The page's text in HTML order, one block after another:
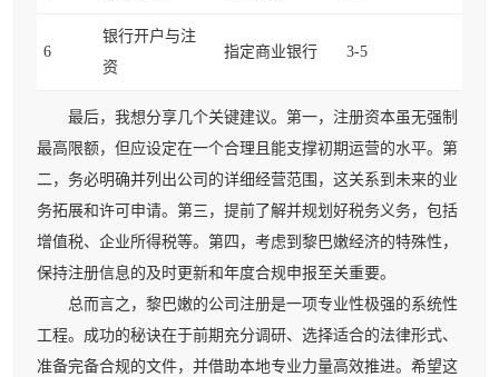
6
银行开户与注
资
指定商业银行 3-5
最后，我想分享几个关键建议。第一，注册资本虽无强制
最高限额，但应设定在一个合理且能支撑初期运营的水平。第
二，务必明确并列出公司的详细经营范围，这关系到未来的业
务拓展和许可申请。第三，提前了解并规划好税务义务，包括
增值税、企业所得税等。第四，考虑到黎巴嫩经济的特殊性，
保持注册信息的及时更新和年度合规申报至关重要。
总而言之，黎巴嫩的公司注册是一项专业性极强的系统性
工程。成功的秘诀在于前期充分调研、选择适合的法律形式、
准备完备合规的文件，并借助本地专业力量高效推进。希望这